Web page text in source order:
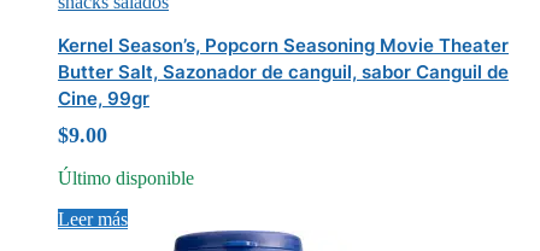
Kernel Season’s, Popcorn Seasoning Movie Theater
Butter Salt, Sazonador de canguil, sabor Canguil de
Cine, 99gr
$9.00
Último disponible
Leer más